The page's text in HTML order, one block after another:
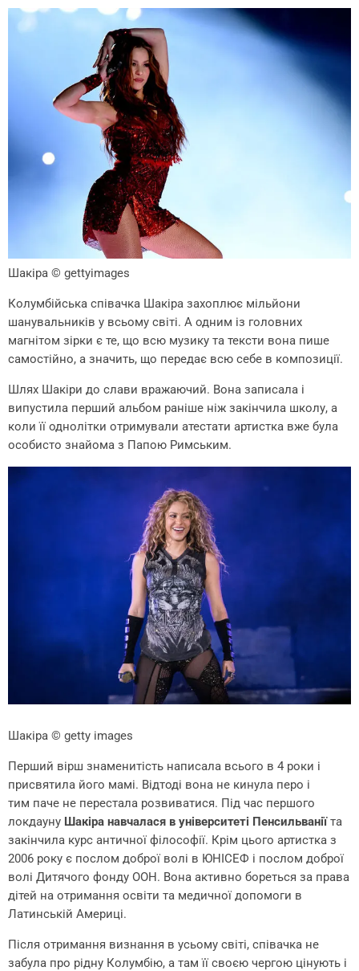
Шакіра © gettyimages
Колумбійська співачка Шакіра захоплює мільйони
шанувальників у всьому світі. А одним із головних
магнітом зірки є те, що всю музику та тексти вона пише
самостійно, а значить, що передає всю себе в композиції.
Шлях Шакіри до слави вражаючий. Вона записала і
випустила перший альбом раніше ніж закінчила школу, а
коли її однолітки отримували атестати артистка вже була
особисто знайома з Папою Римським.
Шакіра © getty images
Перший вірш знаменитість написала всього в 4 роки і
присвятила його мамі. Відтоді вона не кинула перо і
тим паче не перестала розвиватися. Під час першого
локдауну Шакіра навчалася в університеті Пенсильваніїта
закінчила курс античної філософії. Крім цього артистка з
2006 року є послом доброї волі в ЮНІСЕФ і послом доброї
волі Дитячого фонду ООН. Вона активно бореться за права
дітей на отримання освіти та медичної допомоги в
Латинській Америці.
Після отримання визнання в усьому світі, співачка не
забула про рідну Колумбію, а там її своєю чергою цінують і